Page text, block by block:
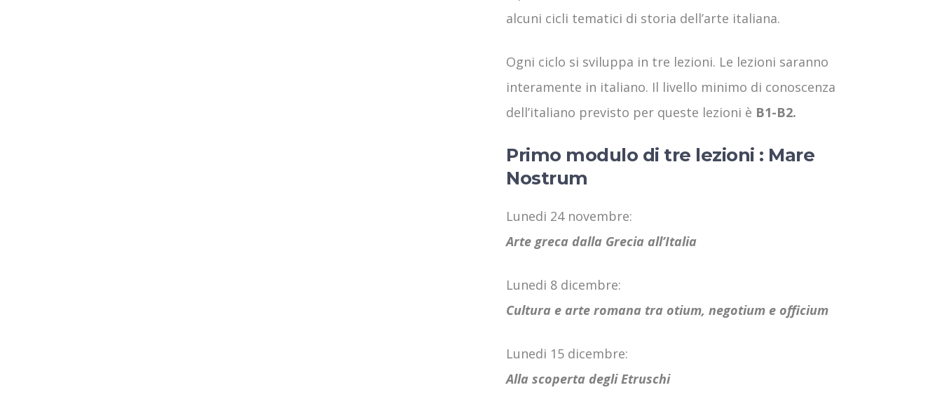
alcuni cicli tematici di storia dell’arte italiana.
Ogni ciclo si sviluppa in tre lezioni. Le lezioni saranno
interamente in italiano. Il livello minimo di conoscenza
dell’italiano previsto per queste lezioni è B1-B2.
Primo modulo di tre lezioni : Mare
Nostrum
Lunedi 24 novembre:
Arte greca dalla Grecia all’Italia
Lunedi 8 dicembre:
Cultura e arte romana tra otium, negotium e officium
Lunedi 15 dicembre:
Alla scoperta degli Etruschi